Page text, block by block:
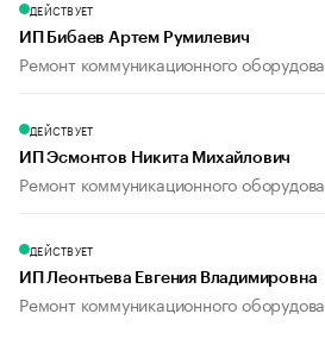
ДЕЙСТВУЕТ
ИП Бибаев Артем Румилевич
Ремонт коммуникационного
ДЕЙСТВУЕТ
ИП Эсмонтов Никита Михайлович
Ремонт коммуникационного
ДЕЙСТВУЕТ
ИП Леонтьева Евгения Владимировна
Ремонт коммуникационного